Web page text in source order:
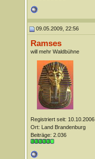
09.05.2009, 22:56
Ramses
will mehr Waldbühne
Registriert seit: 10.10.2006
Ort: Land Brandenburg
Beiträge: 2.036